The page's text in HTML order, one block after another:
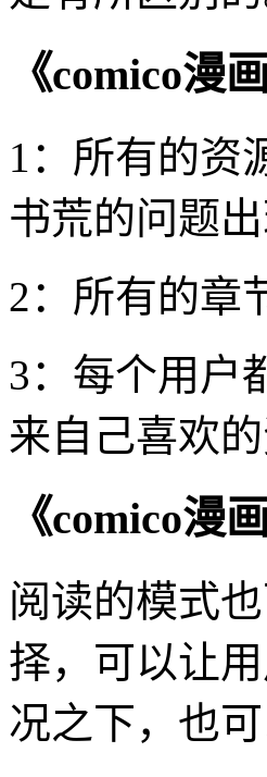
《comico漫
1：所有的资
书荒的问题出
2：所有的章
3：每个用户
来自己喜欢
《comico漫
阅读的模式
择，可以让
况之下，也